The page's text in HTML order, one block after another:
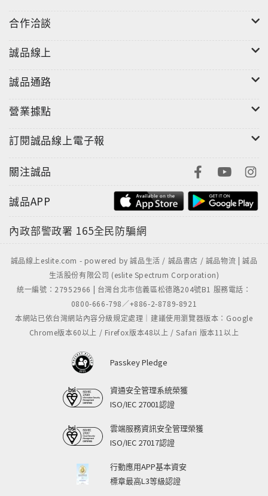
合作洽談
誠品線上
誠品通路
營業據點
訂閱誠品線上電子報
關注誠品
誠品APP
內政部警政署 165全民防騙網
誠品線上eslite.com - powered by 誠品生活 / 誠品書店 / 誠品物流 | 誠品
生活股份有限公司 (eslite Spectrum Corporation)
統一編號：27952966 | 台灣台北市信義區松德路204號B1 服務電話：
0800-666-798／+886-2-8789-8921
本網站已依台灣網站內容分級規定處理｜建議使用瀏覽器版本：Google
Chrome版本60以上 / Firefox版本48以上 / Safari 版本11以上
Passkey Pledge
資通安全管理系統榮獲
ISO/IEC 27001認證
雲端服務資訊安全管理榮獲
ISO/IEC 27017認證
行動應用APP基本資安
標章最高L3等級認證